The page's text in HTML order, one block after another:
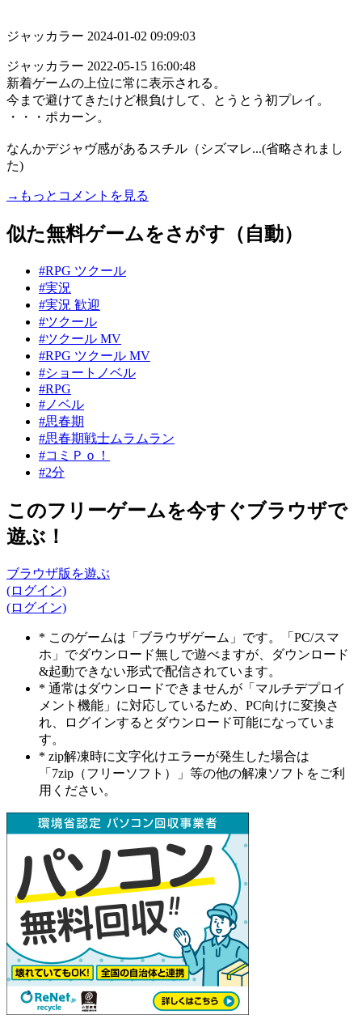
ジャッカラー 2024-01-02 09:09:03
ジャッカラー 2022-05-15 16:00:48
新着ゲームの上位に常に表示される。
今まで避けてきたけど根負けして、とうとう初プレイ。
・・・ポカーン。
なんかデジャヴ感があるスチル（シズマレ...(省略されまし
た)
→もっとコメントを見る
似た無料ゲームをさがす（自動）
#RPG ツクール
#実況
#実況 歓迎
#ツクール
#ツクール MV
#RPG ツクール MV
#ショートノベル
#RPG
#ノベル
#思春期
#思春期戦士ムラムラン
#コミＰｏ！
#2分
このフリーゲームを今すぐブラウザで
遊ぶ！
ブラウザ版を遊ぶ
(ログイン)
(ログイン)
* このゲームは「ブラウザゲーム」です。「PC/スマ
ホ」でダウンロード無しで遊べますが、ダウンロード
&起動できない形式で配信されています。
* 通常はダウンロードできませんが「マルチデプロイ
メント機能」に対応しているため、PC向けに変換さ
れ、ログインするとダウンロード可能になっていま
す。
* zip解凍時に文字化けエラーが発生した場合は
「7zip（フリーソフト）」等の他の解凍ソフトをご利
用ください。